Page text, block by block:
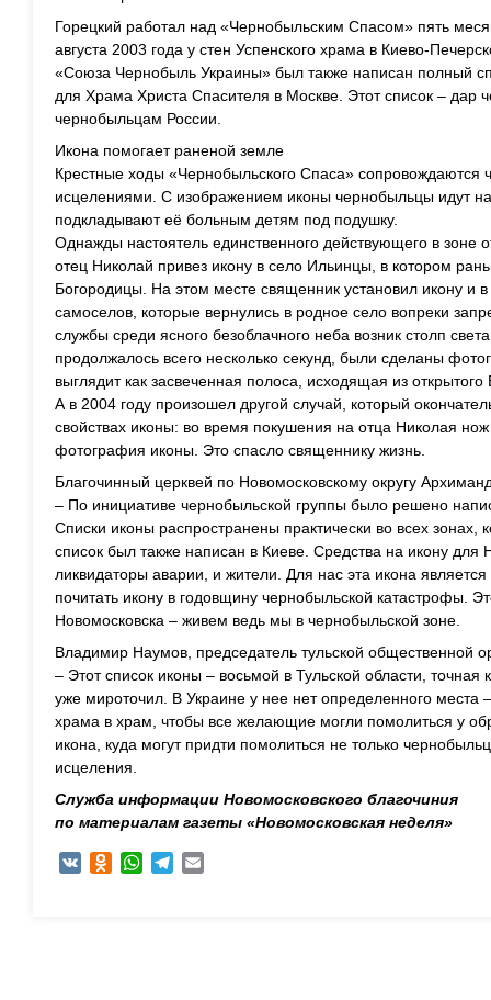
Горецкий работал над «Чернобыльским Спасом» пять
августа 2003 года у стен Успенского храма в Киево-
«Союза Чернобыль Украины» был также написан полный
для Храма Христа Спасителя в Москве. Этот список – дар
чернобыльцам России.
Икона помогает раненой земле
Крестные ходы «Чернобыльского Спаса» сопровождаются
исцелениями. С изображением иконы чернобыльцы идут
подкладывают её больным детям под подушку.
Однажды настоятель единственного действующего в зоне
отец Николай привез икону в село Ильинцы, в котором
Богородицы. На этом месте священник установил икону и
самоселов, которые вернулись в родное село вопреки
службы среди ясного безоблачного неба возник столп
продолжалось всего несколько секунд, были сделаны
выглядит как засвеченная полоса, исходящая из
А в 2004 году произошел другой случай, который
свойствах иконы: во время покушения на отца Николая
фотография иконы. Это спасло священнику жизнь.
Благочинный церквей по Новомосковскому округу
– По инициативе чернобыльской группы было решено
Списки иконы распространены практически во всех зонах,
список был также написан в Киеве. Средства на икону для
ликвидаторы аварии, и жители. Для нас эта икона
почитать икону в годовщину чернобыльской катастрофы.
Новомосковска – живем ведь мы в чернобыльской зоне.
Владимир Наумов, председатель тульской общественной
– Этот список иконы – восьмой в Тульской области,
уже мироточил. В Украине у нее нет определенного
храма в храм, чтобы все желающие могли помолиться у
икона, куда могут придти помолиться не только
исцеления.
Служба информации Новомосковского благочиния
по материалам газеты «Новомосковская неделя»
VK Odnoklassniki
WhatsAppTelegram